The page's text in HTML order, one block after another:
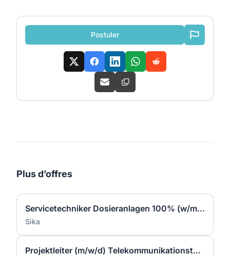
Postuler
Plus d’offres
Servicetechniker Dosieranlagen 100% (w/m/d)
Sika
Projektleiter (m/w/d) Telekommunikationstechnik